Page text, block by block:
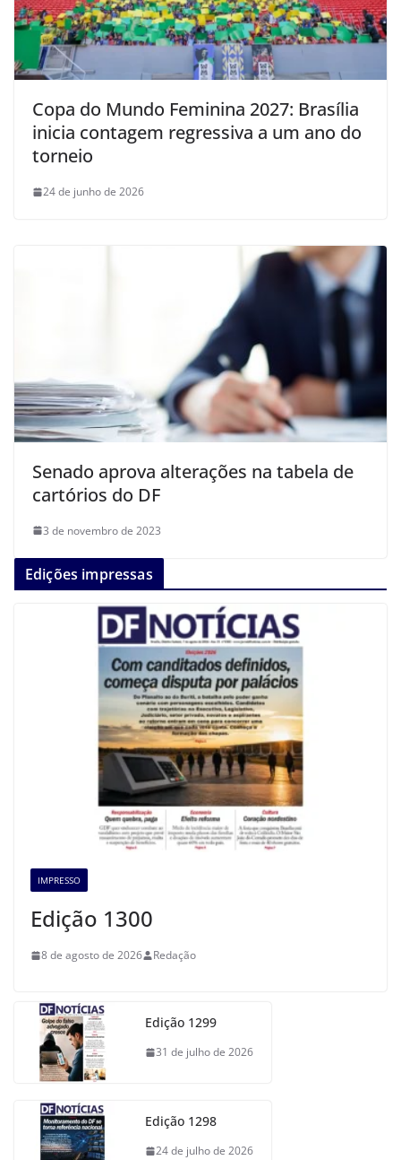
Copa do Mundo Feminina 2027: Brasília
inicia contagem regressiva a um ano do
torneio
24 de junho de 2026
Senado aprova alterações na tabela de
cartórios do DF
3 de novembro de 2023
Edições impressas
IMPRESSO
Edição 1300
8 de agosto de 2026 Redação
Edição 1299
31 de julho de 2026
Edição 1298
24 de julho de 2026